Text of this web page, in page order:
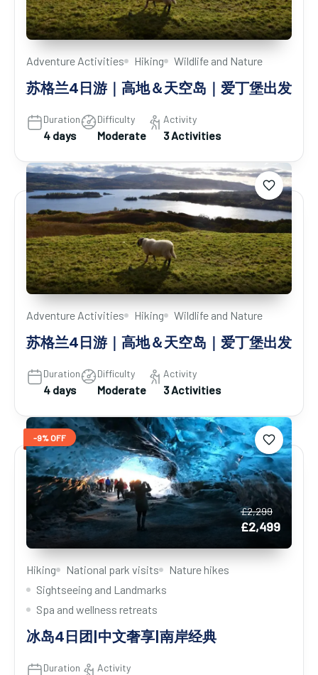
Adventure Activities Hiking Wildlife and Nature
苏格兰4日游｜高地＆天空岛｜爱丁堡出发
Duration
4 days
Difficulty
Moderate
Activity
3 Activities
Adventure Activities Hiking Wildlife and Nature
苏格兰4日游｜高地＆天空岛｜爱丁堡出发
Duration
4 days
Difficulty
Moderate
Activity
3 Activities
-9% OFF
£2,299
£2,499
Hiking National park visits
Nature hikes
Sightseeing and Landmarks
Spa and wellness retreats
冰岛4日团|中文奢享|南岸经典
Duration Activity